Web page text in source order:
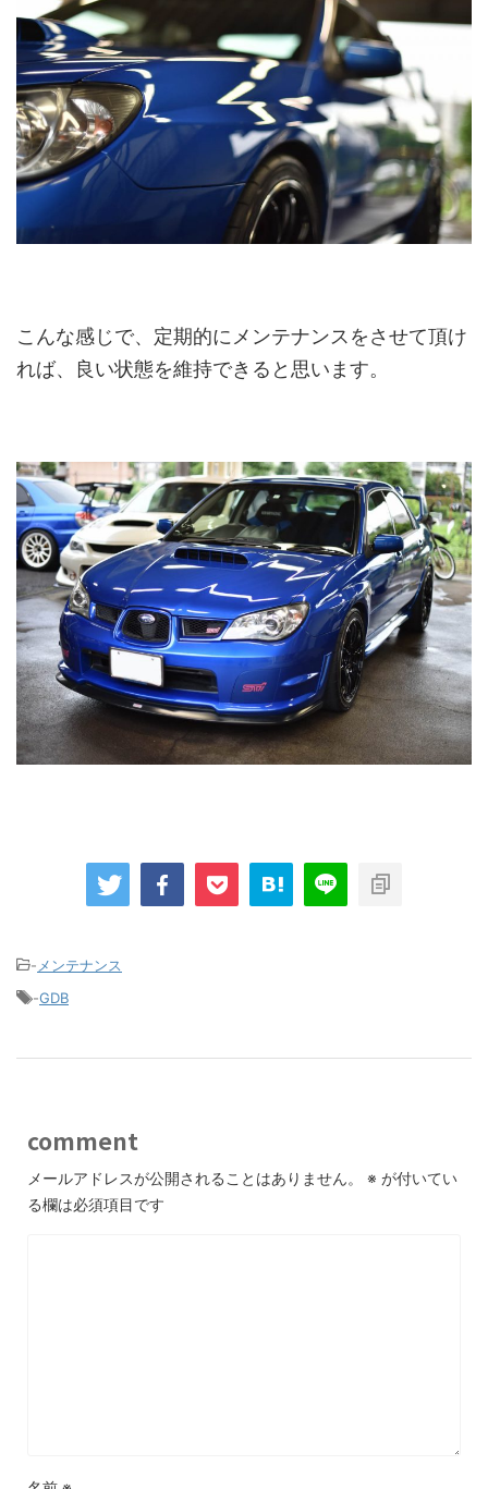
こんな感じで、定期的にメンテナンスをさせて頂け
れば、良い状態を維持できると思います。
-メンテナンス
-GDB
comment
メールアドレスが公開されることはありません。 ※ が付いてい
る欄は必須項目です